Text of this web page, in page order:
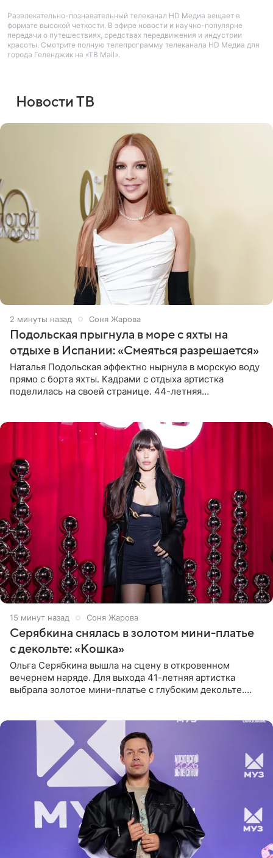
Развлекательно-познавательный телеканал HD Медиа вещает в
формате высокой четкости. В эфире новости и научно-популярне
передачи о путешествиях, средствах передвижения и индустрии
красоты. Смотрите полную телепрограмму телеканала HD Медиа для
города Геленджик на «ТВ Mail».
Новости ТВ
2 минуты назад Соня Жарова
Подольская прыгнула в море с яхты на
отдыхе в Испании: «Смеяться разрешается»
Наталья Подольская эффектно нырнула в морскую воду
прямо с борта яхты. Кадрами с отдыха артистка
поделилась на своей странице. 44-летняя
15 минут назад Соня Жарова
Серябкина снялась в золотом мини-платье
с декольте: «Кошка»
Ольга Серябкина вышла на сцену в откровенном
вечернем наряде. Для выхода 41-летняя артистка
выбрала золотое мини-платье с глубоким декольте.